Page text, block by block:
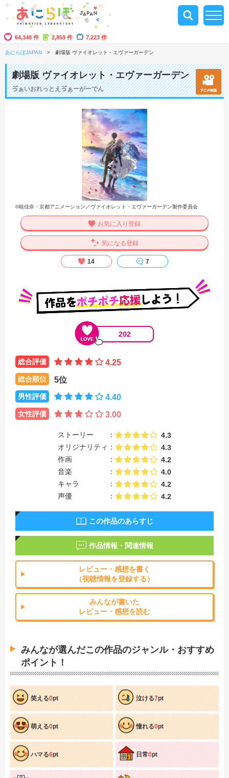
64,348 件 2,859 件 7,223 作
あにらぼJAPAN 劇場版 ヴァイオレット・エヴァーガーデン
劇場版 ヴァイオレット・エヴァーガーデン
ゔぁいおれっとえゔぁーがーでん
©暁佳奈・京都アニメーション／ヴァイオレット・エヴァーガーデン製作委員会
お気に入り登録
気になる登録
14 7
202
総合評価 4.25
総合順位 5位
男性評価 4.40
女性評価 3.00
ストーリー
4.3
オリジナリティ
4.3
作画
4.2
音楽
4.0
キャラ
4.2
声優
4.2
この作品のあらすじ
作品情報・関連情報
レビュー・感想を書く
（視聴情報を登録する）
みんなが書いた
レビュー・感想を読む
みんなが選んだこの作品のジャンル・おすすめ
ポイント！
笑える0pt 泣ける7pt
萌える0pt 憧れる0pt
ハマる6pt 日常0pt